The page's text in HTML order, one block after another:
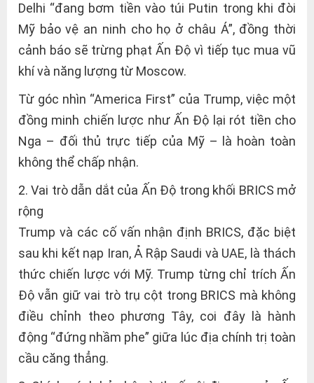
Delhi “đang bơm tiền vào túi Putin trong khi đòi
Mỹ bảo vệ an ninh cho họ ở châu Á”, đồng thời
cảnh báo sẽ trừng phạt Ấn Độ vì tiếp tục mua vũ
khí và năng lượng từ Moscow.
Từ góc nhìn “America First” của Trump, việc một
đồng minh chiến lược như Ấn Độ lại rót tiền cho
Nga – đối thủ trực tiếp của Mỹ – là hoàn toàn
không thể chấp nhận.
2. Vai trò dẫn dắt của Ấn Độ trong khối BRICS mở
rộng
Trump và các cố vấn nhận định BRICS, đặc biệt
sau khi kết nạp Iran, Ả Rập Saudi và UAE, là thách
thức chiến lược với Mỹ. Trump từng chỉ trích Ấn
Độ vẫn giữ vai trò trụ cột trong BRICS mà không
điều chỉnh theo phương Tây, coi đây là hành
động “đứng nhầm phe” giữa lúc địa chính trị toàn
cầu căng thẳng.